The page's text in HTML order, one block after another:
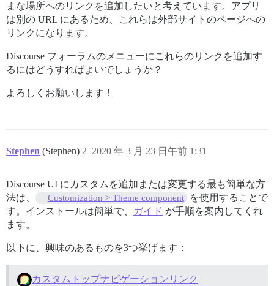
まな場所へのリンクを追加したいと考えています。アプリ
は別の URL にあるため、これらは外部サイトのページへの
リンクになります。
Discourse フォーラムのメニューにこれらのリンクを追加す
るにはどうすればよいでしょうか？
よろしくお願いします！
Stephen (Stephen) 2020 年 3 月 23 日午前 1:31
2
Discourse UI にカスタムを追加または変更する最も簡単な方
法は、
Customization > Theme component
を使用することで
す。インストールは簡単で、
ガイド が手順を案内してくれ
ます。
以下に、興味のあるものを3つ挙げます：
カスタムトップナビゲーションリンク